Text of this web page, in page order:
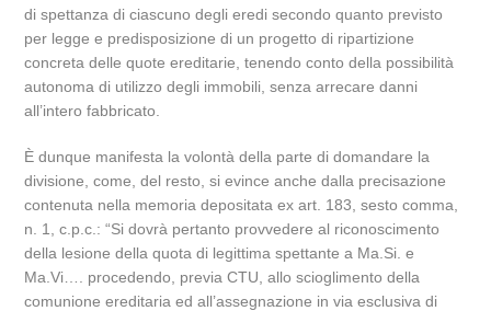
di spettanza di ciascuno degli eredi secondo quanto previsto
per legge e predisposizione di un progetto di ripartizione
concreta delle quote ereditarie, tenendo conto della possibilità
autonoma di utilizzo degli immobili, senza arrecare danni
all’intero fabbricato.
È dunque manifesta la volontà della parte di domandare la
divisione, come, del resto, si evince anche dalla precisazione
contenuta nella memoria depositata ex art. 183, sesto comma,
n. 1, c.p.c.: “Si dovrà pertanto provvedere al riconoscimento
della lesione della quota di legittima spettante a Ma.Si. e
Ma.Vi…. procedendo, previa CTU, allo scioglimento della
comunione ereditaria ed all’assegnazione in via esclusiva di